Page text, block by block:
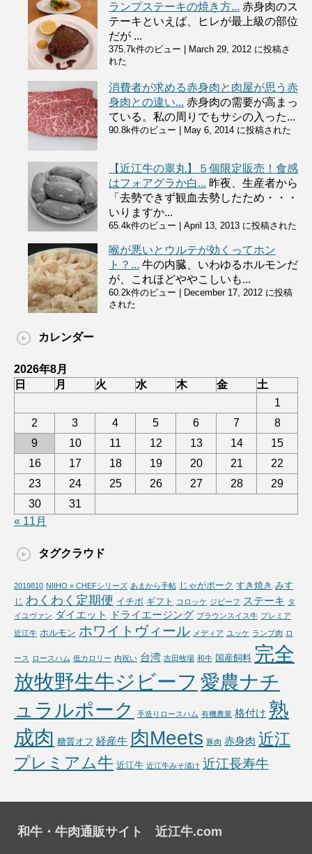
ランプステーキの焼き方... 赤身肉のス
テーキといえば、ヒレが最上級の部位
だが ...
375.7k件のビュー
March 29, 2012 に投稿さ
れた
消費者が求める赤身肉と肉屋が思う赤
身肉との違い... 赤身肉の需要が高まっ
ている。私の周りでもサシの入った...
90.8k件のビュー May 6, 2014 に投稿された
【近江牛の睾丸】５個限定販売！食感
はフォアグラか白... 昨夜、生産者から
「去勢できず観血去勢したため・・・
いりますか...
65.4k件のビュー April 13, 2013 に投稿された
喉が悪いとウルテが効くってホン
ト？... 牛の内臓、いわゆるホルモンだ
が、これほどややこしいも...
60.2k件のビュー
December 17, 2012 に投稿
された
カレンダー
2026年8月
日
月 火 水 木 金
土
1
2
3 4 5 6 7
8
9
10 11 12 13 14
15
16
17 18 19 20 21
22
23
24 25 26 27 28
29
30
31
« 11月
タグクラウド
2019810 NIIHO × CHEFシリーズ あまから手帖 じゃがポーク すき焼き みす
じ わくわく定期便 イチボ ギフト コロッケ ジビーフ ステーキ タ
イユヴァン ダイエット ドライエージング ブラウンスイス牛 プレミア
近江牛 ホルモン ホワイトヴィール メディア ユッケ ランプ肉 ロ
ース ロースハム 低カロリー 内祝い 台湾 吉田牧場 和牛 国産飼料 完全
放牧野生牛ジビーフ 愛農ナチ
ュラルポーク
手造りロースハム 有機農業 格付け 熟
成肉 糖質オフ 経産牛 肉Meets 豚肉 赤身肉 近江
プレミアム牛 近江牛 近江牛みそ漬け 近江長寿牛
和牛・牛肉通販サイト 近江牛.com